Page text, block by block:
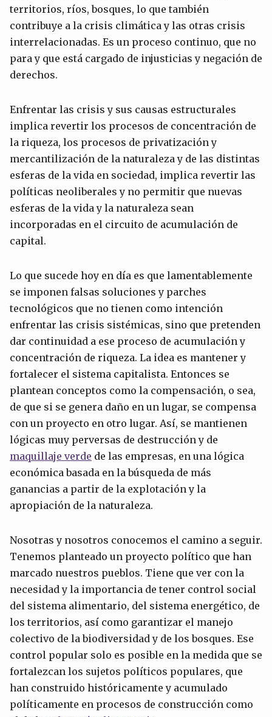
territorios, ríos, bosques, lo que también
contribuye a la crisis climática y las otras crisis
interrelacionadas. Es un proceso continuo, que no
para y que está cargado de injusticias y negación de
derechos.
Enfrentar las crisis y sus causas estructurales
implica revertir los procesos de concentración de
la riqueza, los procesos de privatización y
mercantilización de la naturaleza y de las distintas
esferas de la vida en sociedad, implica revertir las
políticas neoliberales y no permitir que nuevas
esferas de la vida y la naturaleza sean
incorporadas en el circuito de acumulación de
capital.
Lo que sucede hoy en día es que lamentablemente
se imponen falsas soluciones y parches
tecnológicos que no tienen como intención
enfrentar las crisis sistémicas, sino que pretenden
dar continuidad a ese proceso de acumulación y
concentración de riqueza. La idea es mantener y
fortalecer el sistema capitalista. Entonces se
plantean conceptos como la compensación, o sea,
de que si se genera daño en un lugar, se compensa
con un proyecto en otro lugar. Así, se mantienen
lógicas muy perversas de destrucción y de
maquillaje verde de las empresas, en una lógica
económica basada en la búsqueda de más
ganancias a partir de la explotación y la
apropiación de la naturaleza.
Nosotras y nosotros conocemos el camino a seguir.
Tenemos planteado un proyecto político que han
marcado nuestros pueblos. Tiene que ver con la
necesidad y la importancia de tener control social
del sistema alimentario, del sistema energético, de
los territorios, así como garantizar el manejo
colectivo de la biodiversidad y de los bosques. Ese
control popular solo es posible en la medida que se
fortalezcan los sujetos políticos populares, que
han construido históricamente y acumulado
políticamente en procesos de construcción como